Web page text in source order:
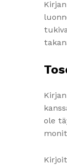
ole